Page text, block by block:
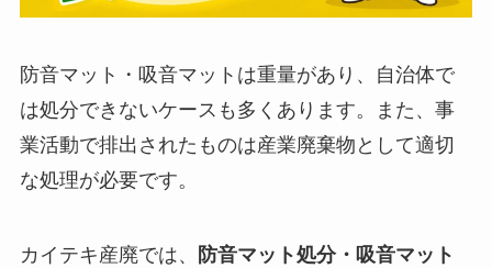
防音マット・吸音マットは重量があり、自治体で
は処分できないケースも多くあります。また、事
業活動で排出されたものは産業廃棄物として適切
な処理が必要です。
カイテキ産廃では、
防音マット処分・吸音マット